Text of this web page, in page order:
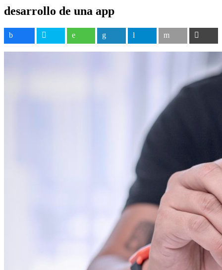
desarrollo de una app